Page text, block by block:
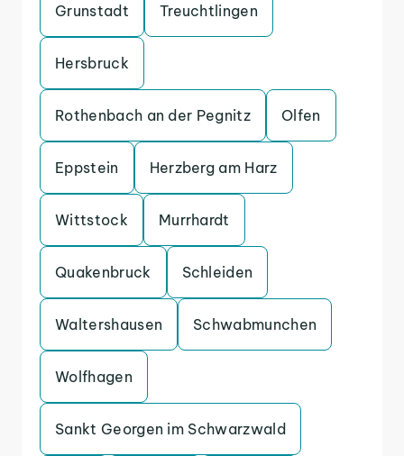
Grunstadt Treuchtlingen
Hersbruck
Rothenbach an der Pegnitz Olfen
Eppstein Herzberg am Harz
Wittstock Murrhardt
Quakenbruck Schleiden
Waltershausen Schwabmunchen
Wolfhagen
Sankt Georgen im Schwarzwald